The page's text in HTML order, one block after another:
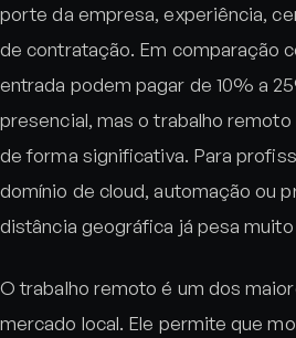
porte da empresa, experiência,
de contratação. Em comparação
entrada podem pagar de 10% a
presencial, mas o trabalho
de forma significativa. Para
domínio de cloud, automação ou
distância geográfica já pesa
O trabalho remoto é um dos
mercado local. Ele permite que